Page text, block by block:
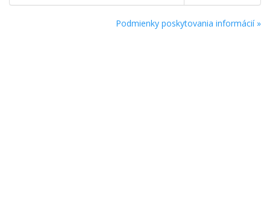
Podmienky poskytovania informácií »